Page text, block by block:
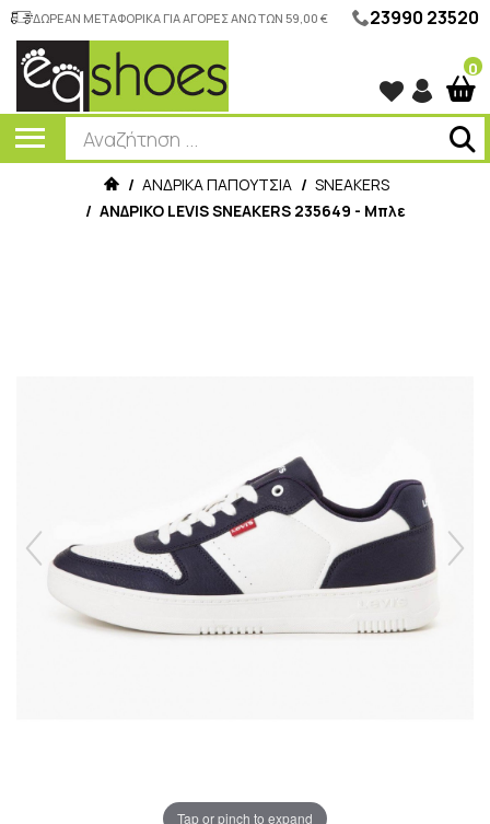
ΔΩΡΕΑΝ ΜΕΤΑΦΟΡΙΚΑ ΓΙΑ ΑΓΟΡΕΣ ΑΝΩ ΤΩΝ 59,00 € 23990 23520
0
/ ΑΝΔΡΙΚΑ ΠΑΠΟΥΤΣΙΑ / SNEAKERS
/ ΑΝΔΡΙΚΟ LEVIS SNEAKERS 235649 - Μπλε
Tap or pinch to expand